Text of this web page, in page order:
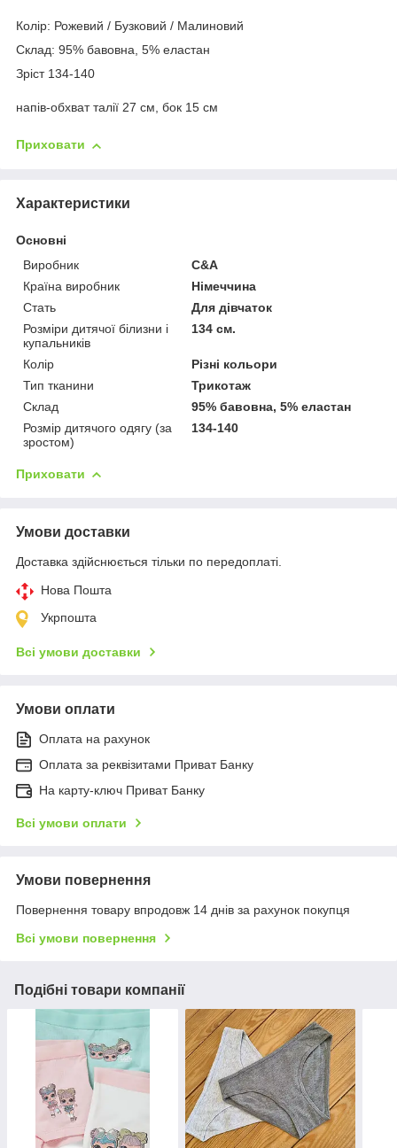
Колір: Рожевий / Бузковий / Малиновий
Склад: 95% бавовна, 5% еластан
Зріст 134-140
напів-обхват талії 27 см, бок 15 см
Приховати
Характеристики
Основні
Виробник
C&A
Країна виробник
Німеччина
Стать
Для дівчаток
Розміри дитячої білизни і
купальників
134 см.
Колір
Різні кольори
Тип тканини
Трикотаж
Склад
95% бавовна, 5% еластан
Розмір дитячого одягу (за
зростом)
134-140
Приховати
Умови доставки
Доставка здійснюється тільки по передоплаті.
Нова Пошта
Укрпошта
Всі умови доставки
Умови оплати
Оплата на рахунок
Оплата за реквізитами Приват Банку
На карту-ключ Приват Банку
Всі умови оплати
Умови повернення
Повернення товару впродовж 14 днів за рахунок покупця
Всі умови повернення
Подібні товари компанії